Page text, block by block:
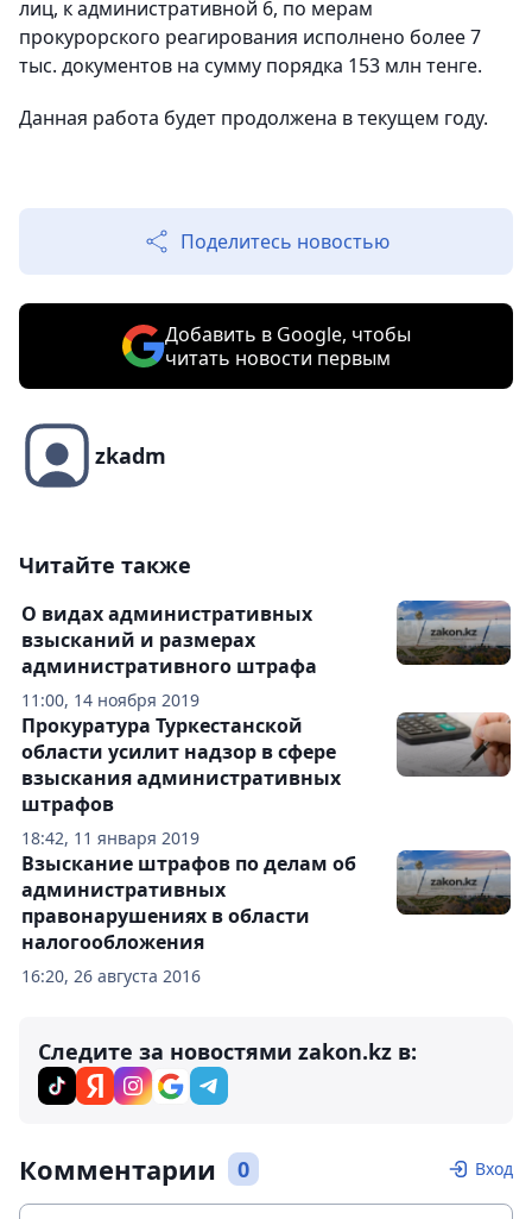
лиц, к административной 6, по мерам
прокурорского реагирования исполнено более 7
тыс. документов на сумму порядка 153 млн тенге.
Данная работа будет продолжена в текущем году.
Поделитесь новостью
Добавить в Google, чтобы
читать новости первым
zkadm
Читайте также
11:00, 14 ноября 2019
О видах административных
взысканий и размерах
административного штрафа
18:42, 11 января 2019
Прокуратура Туркестанской
области усилит надзор в сфере
взыскания административных
штрафов
16:20, 26 августа 2016
Взыскание штрафов по делам об
административных
правонарушениях в области
налогообложения
Следите за новостями zakon.kz в:
Комментарии 0 Вход